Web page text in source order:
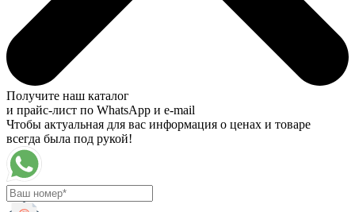
Получите наш каталог
и прайс-лист по WhatsApp и e-mail
Чтобы актуальная для вас информация о ценах и товаре
всегда была под рукой!